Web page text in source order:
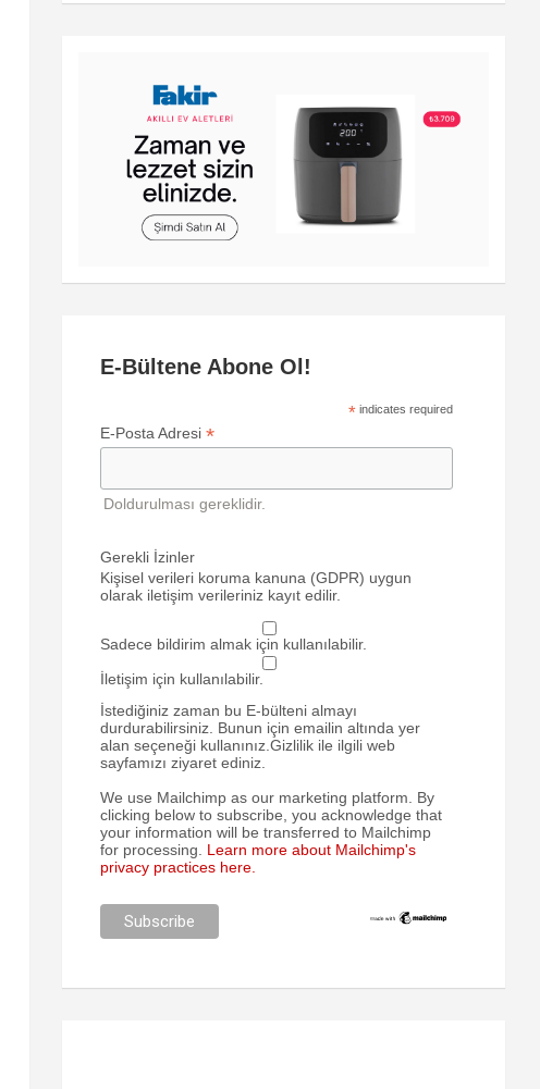
E-Bültene Abone Ol!
*indicates required
E-Posta Adresi*
Doldurulması gereklidir.
Gerekli İzinler
Kişisel verileri koruma kanuna (GDPR) uygun
olarak iletişim verileriniz kayıt edilir.
Sadece bildirim almak için kullanılabilir.
İletişim için kullanılabilir.
İstediğiniz zaman bu E-bülteni almayı
durdurabilirsiniz. Bunun için emailin altında yer
alan seçeneği kullanınız.Gizlilik ile ilgili web
sayfamızı ziyaret ediniz.
We use Mailchimp as our marketing platform. By
clicking below to subscribe, you acknowledge that
your information will be transferred to Mailchimp
for processing. Learn more about Mailchimp's
privacy practices here.